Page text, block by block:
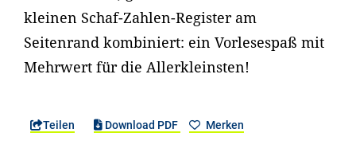
kleinen Schaf-Zahlen-Register am
Seitenrand kombiniert: ein Vorlesespaß mit
Mehrwert für die Allerkleinsten!
Teilen Download PDF Merken